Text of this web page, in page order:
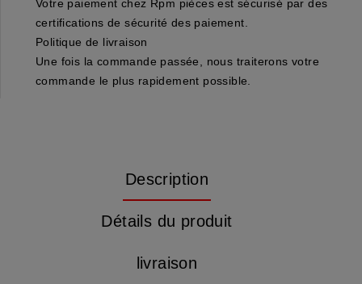
Votre paiement chez Rpm pièces est sécurisé par des
certifications de sécurité des paiement.
Politique de livraison
Une fois la commande passée, nous traiterons votre
commande le plus rapidement possible.
Description
Détails du produit
livraison